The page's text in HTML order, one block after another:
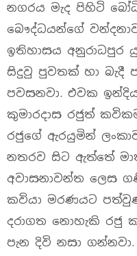
නගරය මැද පිහිටි
බෞද්ධයන්ගේ
ඉතිහාසය අනුරාධපුර
සිදුවු පුවතක් හා බැදී
පවසනවා. එවක
කුමාරදාස රජුත්
රජුගේ ඇරයුමින්
නතරව සිට ඇත්තේ
අවාසනාවන්ත ලෙස
කවියා මරණයට
දරාගත නොහැකි රජු
පැන දිවි නසා